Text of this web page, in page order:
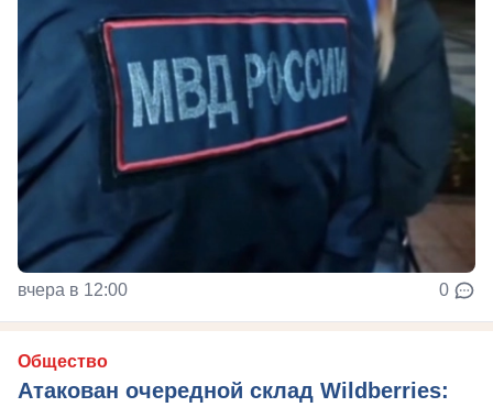
вчера в 12:00 0
Общество
Атакован очередной склад Wildberries: